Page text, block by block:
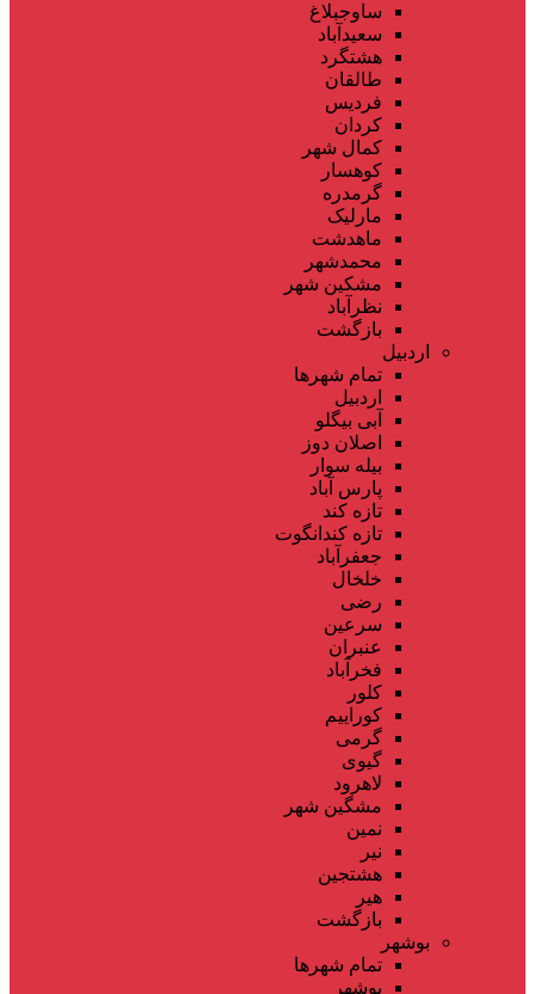
ساوجبلاغ
سعیدآباد
هشتگرد
طالقان
فردیس
کردان
کمال شهر
کوهسار
گرمدره
مارلیک
ماهدشت
محمدشهر
مشکین شهر
نظرآباد
بازگشت
اردبیل
تمام شهر‌ها
اردبیل
آبی بیگلو
اصلان دوز
بیله سوار
پارس آباد
تازه کند
تازه کندانگوت
جعفرآباد
خلخال
رضی
سرعین
عنبران
فخرآباد
کلور
کوراییم
گرمی
گیوی
لاهرود
مشگین شهر
نمین
نیر
هشتجین
هیر
بازگشت
بوشهر
تمام شهر‌ها
بوشهر